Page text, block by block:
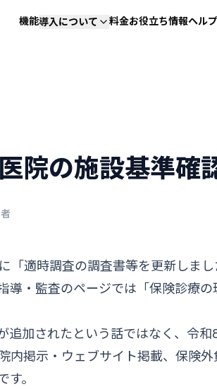
機能導入について 料金お役立ち情報ヘル
院の施設基準確
「適時調査の調査書等を更新しま
導・監査のページでは「保険診療
追加されたという話ではなく、令
内掲示・ウェブサイト掲載、保険外
。